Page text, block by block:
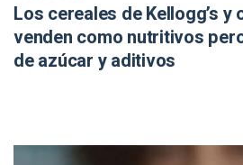
Los cereales de Kellogg’s
venden como nutritivos
de azúcar y aditivos